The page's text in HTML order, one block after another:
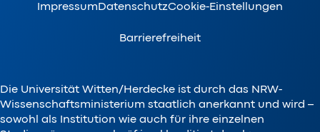
ImpressumDatenschutzCookie-Einstellungen
Barrierefreiheit
Die Universität Witten/Herdecke ist durch das NRW-
Wissenschaftsministerium staatlich anerkannt und wird –
sowohl als Institution wie auch für ihre einzelnen